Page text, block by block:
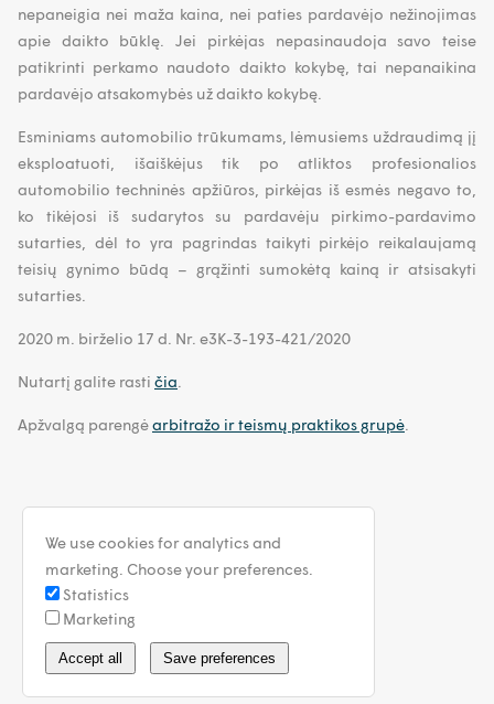
nepaneigia nei maža kaina, nei paties pardavėjo nežinojimas
apie daikto būklę. Jei pirkėjas nepasinaudoja savo teise
patikrinti perkamo naudoto daikto kokybę, tai nepanaikina
pardavėjo atsakomybės už daikto kokybę.
Esminiams automobilio trūkumams, lėmusiems uždraudimą jį
eksploatuoti, išaiškėjus tik po atliktos profesionalios
automobilio techninės apžiūros, pirkėjas iš esmės negavo to,
ko tikėjosi iš sudarytos su pardavėju pirkimo-pardavimo
sutarties, dėl to yra pagrindas taikyti pirkėjo reikalaujamą
teisių gynimo būdą – grąžinti sumokėtą kainą ir atsisakyti
sutarties.
2020 m. birželio 17 d. Nr. e3K-3-193-421/2020
Nutartį galite rasti čia
Apžvalgą parengėarbitražo ir teismų praktikos grupė
info@walless.com
We use cookies for analytics and
marketing. Choose your preferences.
Statistics
Marketing
Accept all Save preferences